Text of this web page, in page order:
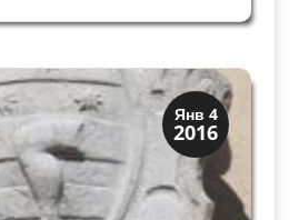
касалось армии
Янв 4
2016
и Падуя